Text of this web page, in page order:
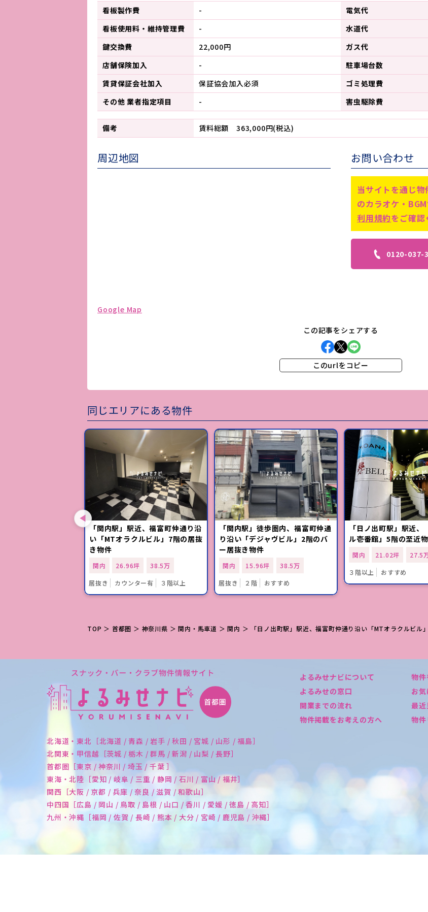
看板製作費
-
看板使用料・ 維持管理費
-
鍵交換費
22,000円
店舗保険加入
-
賃貸保証会社加入
保証協会加入必須
その他 業者指定項目
-
電気代
水道代
ガス代
駐車場台数
ゴミ処理費
害虫駆除費
備考 賃料総額 363,000円(税込)
周辺地図
Google Map
お問い合わせ
当サイトを通じ
のカラオケ・
利用規約をご確認
0120-037-
この記事をシェアする
このurlをコピー
同じエリアにある物件
「関内駅」駅近、福富町仲通り沿
い「MTオラクルビル」7階の居抜
き物件
関内 26.96坪
38.5万
居抜き
カウンター有 ３階以上
「関内駅」徒歩圏内、福富町仲通
り沿い「デジャヴビル」2階のバ
ー居抜き物件
関内 15.96坪
38.5万
居抜き
２階 おすすめ
「日ノ出町駅」駅近、
ル壱番館」5階の至近
関内 21.02坪
27.5
３階以上
おすすめ
TOP ＞ 首都圏 ＞ 神奈川県 ＞関内・馬車道 ＞関内 ＞ 「日ノ出町駅」駅近、福富町仲通り沿い「MTオラクルビル
北海道・東北［北海道 / 青森 / 岩手 / 秋田 / 宮城 / 山形 / 福島］
北関東・甲信越［茨城 / 栃木 / 群馬 / 新潟 / 山梨 / 長野］
首都圏［東京 / 神奈川 / 埼玉 / 千葉 ］
東海・北陸［愛知 / 岐阜 / 三重 / 静岡 / 石川 / 富山 / 福井］
関西［大阪 / 京都 / 兵庫 / 奈良 / 滋賀 / 和歌山］
中四国［広島 / 岡山 / 鳥取 / 島根 / 山口 / 香川 / 愛媛 / 徳島 / 高知］
九州・沖縄［福岡 / 佐賀 / 長崎 / 熊本 / 大分 / 宮崎 / 鹿児島 / 沖縄］
よるみせナビについて
よるみせの窓口
開業までの流れ
物件掲載をお考えの方へ
物件
お
最
物